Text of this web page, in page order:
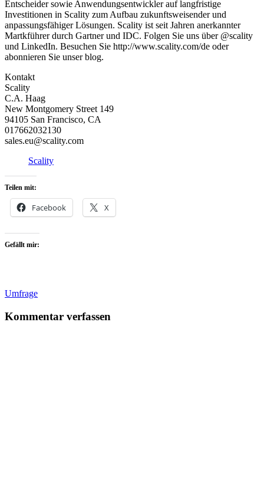
Entscheider sowie Anwendungsentwickler auf langfristige
Investitionen in Scality zum Aufbau zukunftsweisender und
anpassungsfähiger Lösungen. Scality ist seit Jahren anerkannter
Martkführer durch Gartner und IDC. Folgen Sie uns über @scality
und LinkedIn. Besuchen Sie http://www.scality.com/de oder
abonnieren Sie unser blog.
Kontakt
Scality
C.A. Haag
New Montgomery Street 149
94105 San Francisco, CA
017662032130
sales.eu@scality.com
Scality
Teilen mit:
Facebook X
Gefällt mir:
Umfrage
Kommentar verfassen